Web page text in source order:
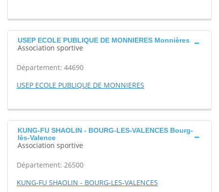
USEP ECOLE PUBLIQUE DE MONNIERES Monnières
Association sportive
Département: 44690
USEP ECOLE PUBLIQUE DE MONNIERES
KUNG-FU SHAOLIN - BOURG-LES-VALENCES Bourg-
lès-Valence
Association sportive
Département: 26500
KUNG-FU SHAOLIN - BOURG-LES-VALENCES